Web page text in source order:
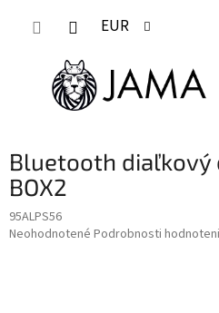
EUR
Bluetooth diaľkový
BOX2
95ALPS56
Priemerné
Neohodnotené Podrobnosti